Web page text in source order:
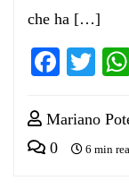
che ha […]
Mariano
0
6 min